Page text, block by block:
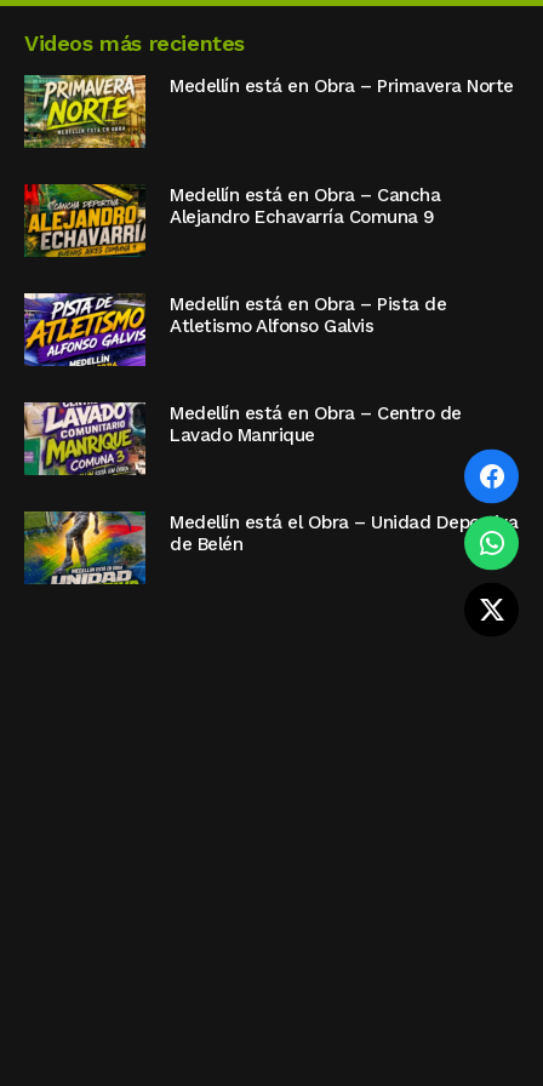
Videos más recientes
Medellín está en Obra – Primavera Norte
Medellín está en Obra – Cancha
Alejandro Echavarría Comuna 9
Medellín está en Obra – Pista de
Atletismo Alfonso Galvis
Medellín está en Obra – Centro de
Lavado Manrique
Medellín está el Obra – Unidad Deportiva
de Belén